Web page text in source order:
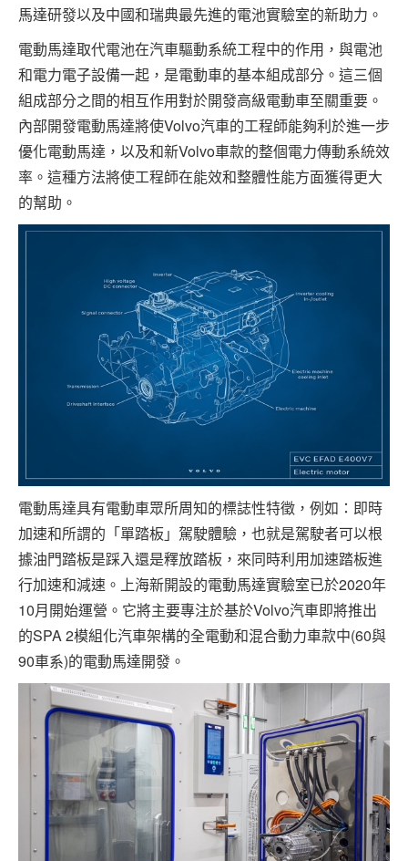
馬達研發以及中國和瑞典最先進的電池實驗室的新助力。
電動馬達取代電池在汽車驅動系統工程中的作用，與電池
和電力電子設備一起，是電動車的基本組成部分。這三個
組成部分之間的相互作用對於開發高級電動車至關重要。
內部開發電動馬達將使Volvo汽車的工程師能夠利於進一步
優化電動馬達，以及和新Volvo車款的整個電力傳動系統效
率。這種方法將使工程師在能效和整體性能方面獲得更大
的幫助。
電動馬達具有電動車眾所周知的標誌性特徵，例如：即時
加速和所謂的「單踏板」駕駛體驗，也就是駕駛者可以根
據油門踏板是踩入還是釋放踏板，來同時利用加速踏板進
行加速和減速。上海新開設的電動馬達實驗室已於2020年
10月開始運營。它將主要專注於基於Volvo汽車即將推出
的SPA 2模組化汽車架構的全電動和混合動力車款中(60與
90車系)的電動馬達開發。